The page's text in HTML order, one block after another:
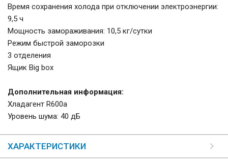
Время сохранения холода при отключении электроэнергии:
9,5 ч
Мощность замораживания: 10,5 кг/сутки
Режим быстрой заморозки
3 отделения
Ящик Big box
Дополнительная информация:
Хладагент R600a
Уровень шума: 40 дБ
ХАРАКТЕРИСТИКИ